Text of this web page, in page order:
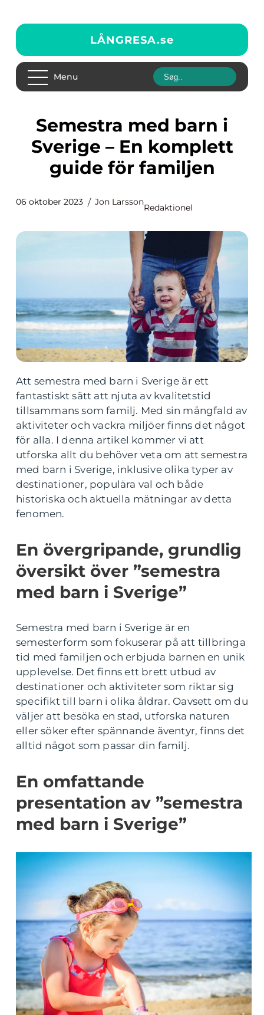
LÅNGRESA.se
Menu
Semestra med barn i
Sverige – En komplett
guide för familjen
06 oktober 2023 Jon Larsson
Redaktionel
Att semestra med barn i Sverige är ett
fantastiskt sätt att njuta av kvalitetstid
tillsammans som familj. Med sin mångfald av
aktiviteter och vackra miljöer finns det något
för alla. I denna artikel kommer vi att
utforska allt du behöver veta om att semestra
med barn i Sverige, inklusive olika typer av
destinationer, populära val och både
historiska och aktuella mätningar av detta
fenomen.
En övergripande, grundlig
översikt över ”semestra
med barn i Sverige”
Semestra med barn i Sverige är en
semesterform som fokuserar på att tillbringa
tid med familjen och erbjuda barnen en unik
upplevelse. Det finns ett brett utbud av
destinationer och aktiviteter som riktar sig
specifikt till barn i olika åldrar. Oavsett om du
väljer att besöka en stad, utforska naturen
eller söker efter spännande äventyr, finns det
alltid något som passar din familj.
En omfattande
presentation av ”semestra
med barn i Sverige”